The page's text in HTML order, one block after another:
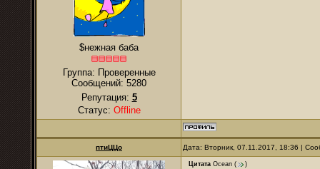
$нежная баба
Группа: Проверенные
Сообщений: 5280
Репутация: 5
Статус: Offline
птиЦЦо Дата: Вторник, 07.11.2017, 18:36 |
Цитата Ocean (
)